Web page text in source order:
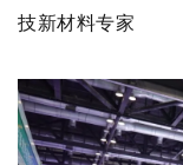
技新材料专家